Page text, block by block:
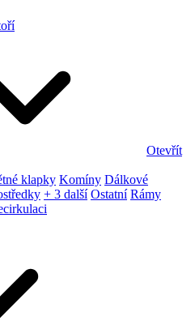
Otevřít
klapky Komíny Dálkové
+ 3 další Ostatní Rámy